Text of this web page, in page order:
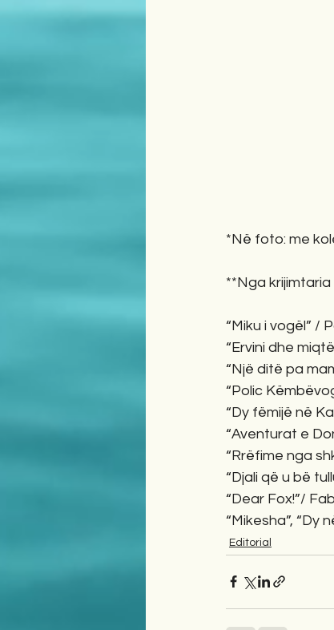
*Në foto: me
**Nga
“Miku i vogël” /
“Ervini dhe
“Një ditë pa
“Polic
“Dy fëmijë në
“Aventurat e
“Rrëfime nga
“Djali që u bë
“Dear Fox!”/
“Mikesha”, “Dy
Editorial